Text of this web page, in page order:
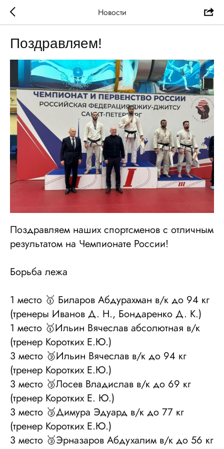
Новости
Поздравляем!
Поздравляем наших спортсменов с отличным
результатом на Чемпионате России!
Борьба лежа
1 место 🥇 Биларов Абдурахман в/к до 94 кг
(тренеры Иванов Д. Н., Бондаренко Д. К.)
1 место 🥇Ильин Вячеслав абсолютная в/к
(тренер Коротких Е.Ю.)
3 место 🥉Ильин Вячеслав в/к до 94 кг
(тренер Коротких Е.Ю.)
3 место 🥉Лосев Владислав в/к до 69 кг
(тренер Коротких Е. Ю.)
3 место 🥉Димура Эдуард в/к до 77 кг
(тренер Коротких Е.Ю.)
3 место 🥉Эрназаров Абдухалим в/к до 56 кг